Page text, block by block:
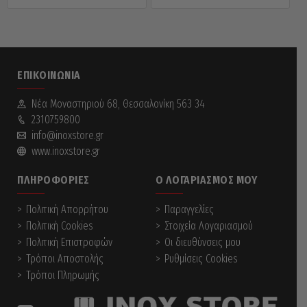
ΕΠΙΚΟΙΝΩΝΊΑ
Νέα Mοναστηριού 68, Θεσσαλονίκη 563 34
2310759800
info@inoxstore.gr
www.inoxstore.gr
ΠΛΗΡΟΦΟΡΊΕΣ
Πολιτική Απορρήτου
Πολιτική Cookies
Πολιτική Επιστροφών
Τρόποι Αποστολής
Τρόποι Πληρωμής
Ο ΛΟΓΑΡΙΑΣΜΌΣ ΜΟΥ
Παραγγελίες
Στοιχεία Λογαριασμού
Οι διευθύνσεις μου
Ρυθμίσεις Cookies